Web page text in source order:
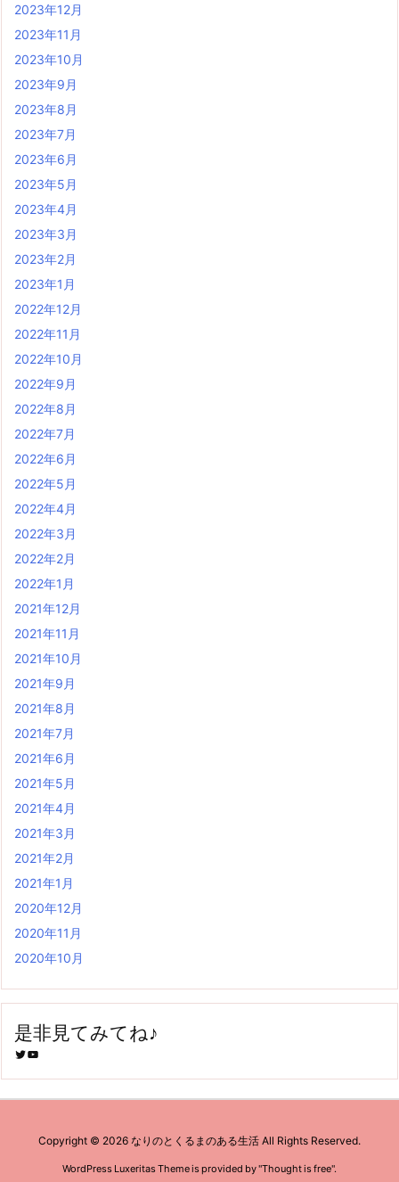
2023年12月
2023年11月
2023年10月
2023年9月
2023年8月
2023年7月
2023年6月
2023年5月
2023年4月
2023年3月
2023年2月
2023年1月
2022年12月
2022年11月
2022年10月
2022年9月
2022年8月
2022年7月
2022年6月
2022年5月
2022年4月
2022年3月
2022年2月
2022年1月
2021年12月
2021年11月
2021年10月
2021年9月
2021年8月
2021年7月
2021年6月
2021年5月
2021年4月
2021年3月
2021年2月
2021年1月
2020年12月
2020年11月
2020年10月
是非見てみてね♪
Twitter YouTube
Copyright © 2026 なりのとくるまのある生活 All Rights Reserved.
WordPress Luxeritas Theme is provided by "Thought is free".